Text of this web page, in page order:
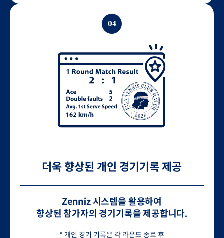
04
더욱 향상된 개인 경기기록 제공
Zenniz 시스템을 활용하여
향상된 참가자의 경기기록을 제공합니다.
* 개인 경기 기록은 각 라운드 종료 후